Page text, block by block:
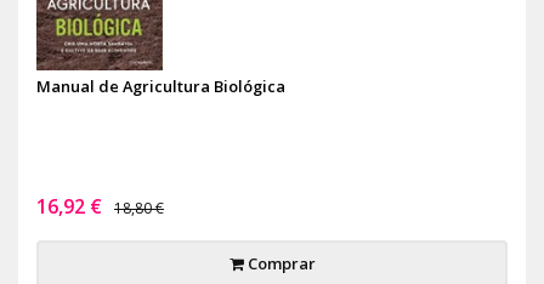
Manual de Agricultura Biológica
16,92 € 18,80 €
Comprar